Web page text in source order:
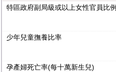
特區政府副局級或以上女性官員比例
少年兒童撫養比率
孕產婦死亡率(每十萬新生兒)